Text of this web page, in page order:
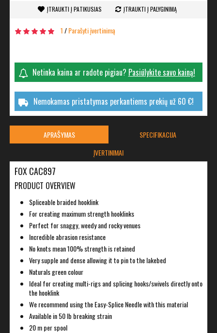
ĮTRAUKTI Į PATIKUSIAS ĮTRAUKTI Į PALYGINIMĄ
1/Parašyti įvertinimą
Netinka kaina ar radote pigiau? Pasiūlykite savo kainą!
Nemokamas pristatymas perkantiems prekių už 60 €!
APRAŠYMAS
SPECIFIKACIJA
ĮVERTINIMAI
FOX CAC897
PRODUCT OVERVIEW
Spliceable braided hooklink
For creating maximum strength hooklinks
Perfect for snaggy, weedy and rocky venues
Incredible abrasion resistance
No knots mean 100% strength is retained
Very supple and dense allowing it to pin to the lakebed
Naturals green colour
Ideal for creating multi-rigs and splicing hooks/swivels directly onto
the hooklink
We recommend using the Easy-Splice Needle with this material
Available in 50 lb breaking strain
20 m per spool